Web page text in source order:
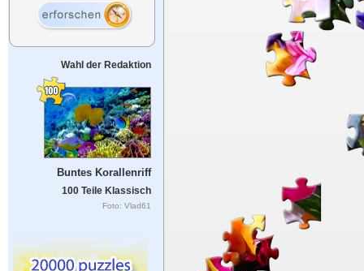
Wahl der Redaktion
Buntes Korallenriff
100 Teile Klassisch
Foto: Vlad61